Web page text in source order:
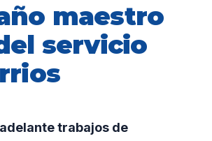
maestro
servicio
trabajos de